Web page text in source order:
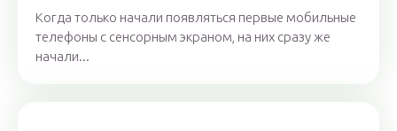
Когда только начали появляться первые мобильные
телефоны с сенсорным экраном, на них сразу же
начали...